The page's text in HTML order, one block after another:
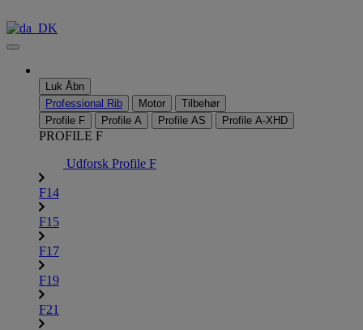
til
indhold
Luk Åbn
Professional Rib
Motor
Tilbehør
Profile F
Profile A Profile AS Profile A-XHD
PROFILE F
Udforsk Profile F
F14
F15
F17
F19
F21